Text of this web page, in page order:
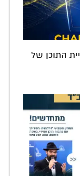
התוכן של